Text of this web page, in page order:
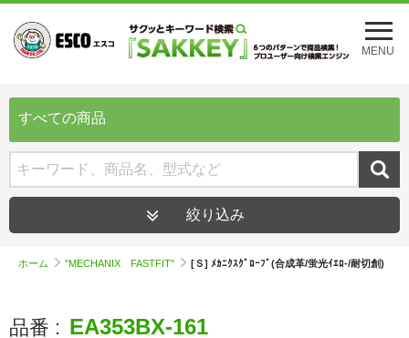
メ
ニ
ュ
を
MENU
すべての商品
絞り込み
ホーム "MECHANIX FASTFIT" [Ｓ] ﾒｶﾆｸｽｸﾞﾛｰﾌﾞ(合成革/蛍光ｲｴﾛ-/耐切創)
品番 : EA353BX-161